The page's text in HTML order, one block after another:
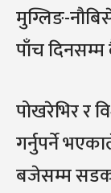
मुग्लिङ-
पाँच
पोखरेभिर र
गर्नुपर्ने
बजेसम्म सडक